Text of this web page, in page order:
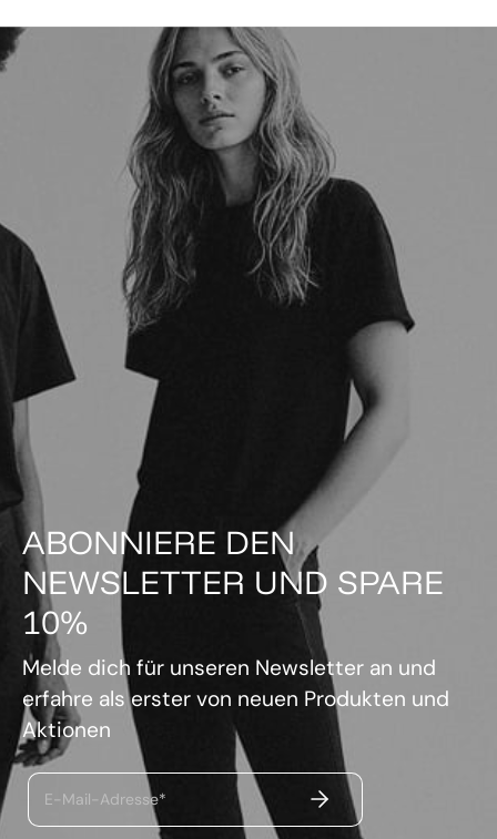
ABONNIERE DEN
NEWSLETTER UND SPARE
10%
Melde dich für unseren Newsletter an und
erfahre als erster von neuen Produkten und
Aktionen
E-Mail-Adresse* ABSENDEN